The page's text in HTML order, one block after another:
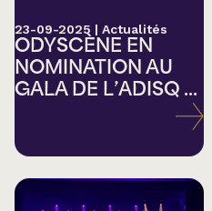
23-09-2025 | Actualités
ODYSCÈNE EN
NOMINATION AU
GALA DE L’ADISQ ...